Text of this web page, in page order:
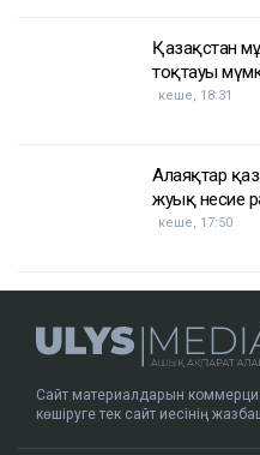
Қазақстан
тоқтауы
кеше, 18:31
Алаяқтар
жуық несие
кеше, 17:50
Сайт материалдарын
көшіруге тек сайт иесінің